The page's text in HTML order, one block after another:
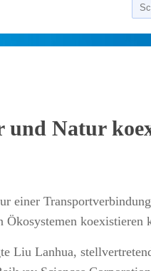
Natur
einer
koexistieren
Liu Lanhua,